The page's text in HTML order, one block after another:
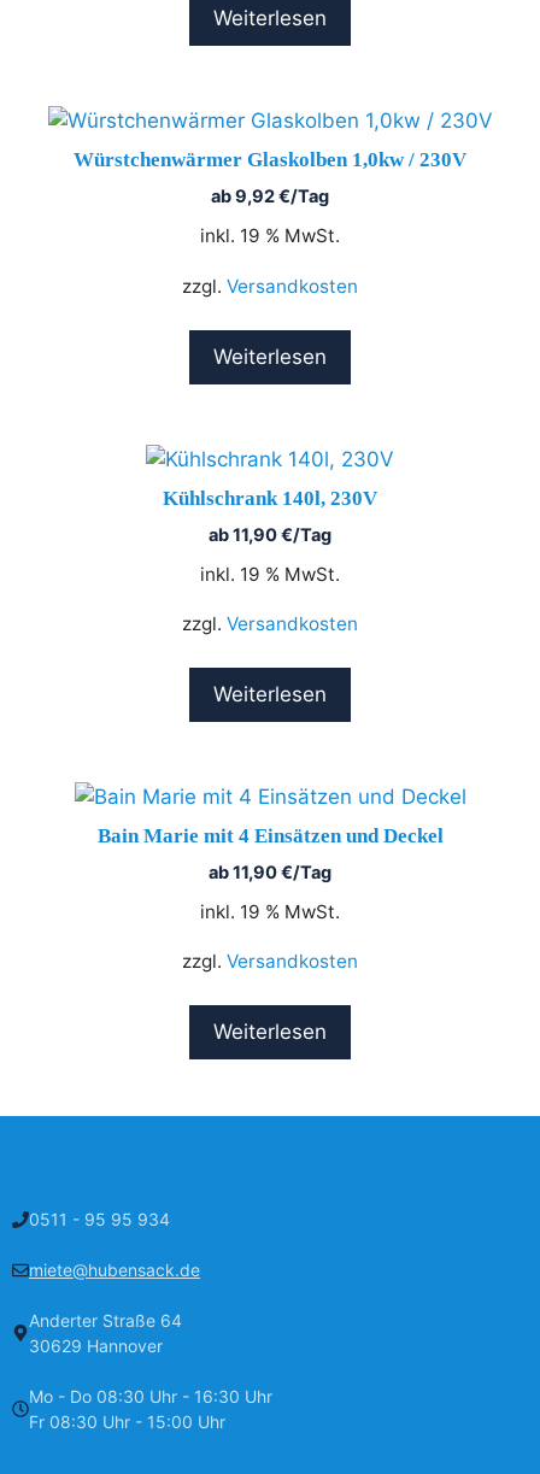
Weiterlesen
Würstchenwärmer Glaskolben 1,0kw / 230V
ab9,92€/Tag
inkl. 19 % MwSt.
zzgl. Versandkosten
Weiterlesen
Kühlschrank 140l, 230V
ab11,90€/Tag
inkl. 19 % MwSt.
zzgl. Versandkosten
Weiterlesen
Bain Marie mit 4 Einsätzen und Deckel
ab11,90€/Tag
inkl. 19 % MwSt.
zzgl. Versandkosten
Weiterlesen
0511 - 95 95 934
miete@hubensack.de
Anderter Straße 64
30629 Hannover
Mo - Do 08:30 Uhr - 16:30 Uhr
Fr 08:30 Uhr - 15:00 Uhr